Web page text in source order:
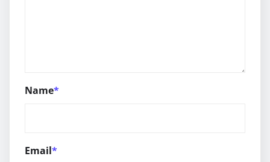
Name*
Email*